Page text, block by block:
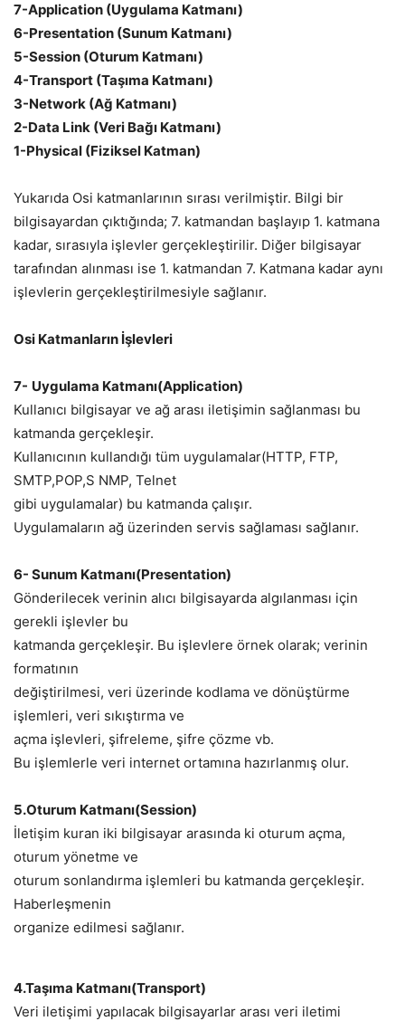
7-Application (Uygulama Katmanı)
6-Presentation (Sunum Katmanı)
5-Session (Oturum Katmanı)
4-Transport (Taşıma Katmanı)
3-Network (Ağ Katmanı)
2-Data Link (Veri Bağı Katmanı)
1-Physical (Fiziksel Katman)
Yukarıda Osi katmanlarının sırası verilmiştir. Bilgi bir
bilgisayardan çıktığında; 7. katmandan başlayıp 1. katmana
kadar, sırasıyla işlevler gerçekleştirilir. Diğer bilgisayar
tarafından alınması ise 1. katmandan 7. Katmana kadar aynı
işlevlerin gerçekleştirilmesiyle sağlanır.
Osi Katmanların İşlevleri
7- Uygulama Katmanı(Application)
Kullanıcı bilgisayar ve ağ arası iletişimin sağlanması bu
katmanda gerçekleşir.
Kullanıcının kullandığı tüm uygulamalar(HTTP, FTP,
SMTP,POP,S NMP, Telnet
gibi uygulamalar) bu katmanda çalışır.
Uygulamaların ağ üzerinden servis sağlaması sağlanır.
6- Sunum Katmanı(Presentation)
Gönderilecek verinin alıcı bilgisayarda algılanması için
gerekli işlevler bu
katmanda gerçekleşir. Bu işlevlere örnek olarak; verinin
formatının
değiştirilmesi, veri üzerinde kodlama ve dönüştürme
işlemleri, veri sıkıştırma ve
açma işlevleri, şifreleme, şifre çözme vb.
Bu işlemlerle veri internet ortamına hazırlanmış olur.
5.Oturum Katmanı(Session)
İletişim kuran iki bilgisayar arasında ki oturum açma,
oturum yönetme ve
oturum sonlandırma işlemleri bu katmanda gerçekleşir.
Haberleşmenin
organize edilmesi sağlanır.
4.Taşıma Katmanı(Transport)
Veri iletişimi yapılacak bilgisayarlar arası veri iletimi